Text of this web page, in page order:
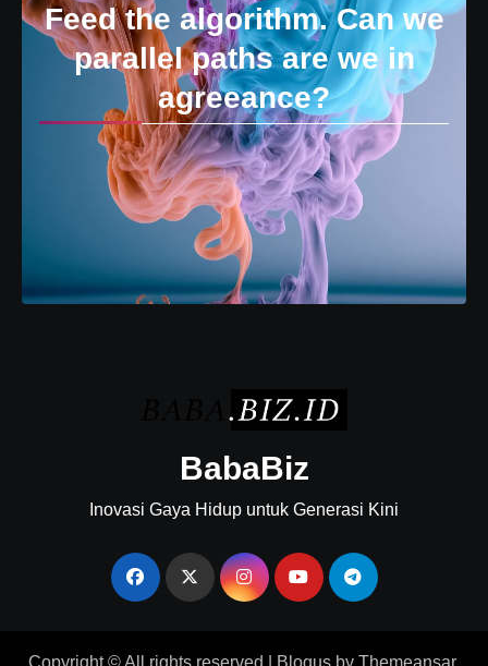
Feed the algorithm. Can we
parallel paths are we in
agreeance?
BabaBiz
Inovasi Gaya Hidup untuk Generasi Kini